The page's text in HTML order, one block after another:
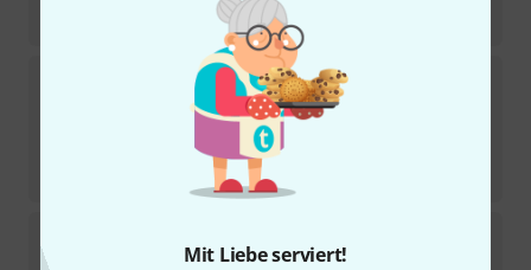
Mit Liebe serviert!
UVP: 3.569 €
Tim Armstrong Hellcat 12
29
Sofort lieferbar
UVP:589 €
1